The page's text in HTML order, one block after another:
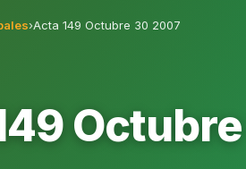
›Acta 149 Octubre 30 2007